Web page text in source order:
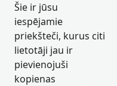
Šie ir jūsu
iespējamie
priekšteči, kurus citi
lietotāji jau ir
pievienojuši
kopienas